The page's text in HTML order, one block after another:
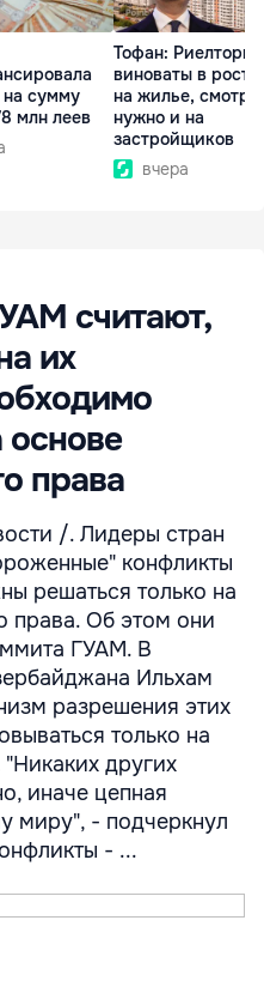
на сумму
млн леев
Тофан: Риелторы
виноваты в росте
на жилье,
нужно и на
застройщиков
вчера
считают,
их
права
/. Лидеры стран
конфликты
решаться только на
права. Об этом они
ГУАМ. В
Ильхам
разрешения этих
только на
других
иначе цепная
миру", - подчеркнул
- ...